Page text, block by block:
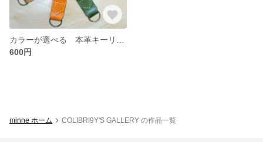
600円
minne ホーム COLIBRI9Y'S GALLERY の作品一覧